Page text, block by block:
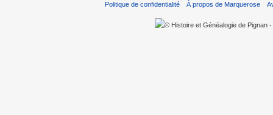
Politique de confidentialité À propos de Marquerose